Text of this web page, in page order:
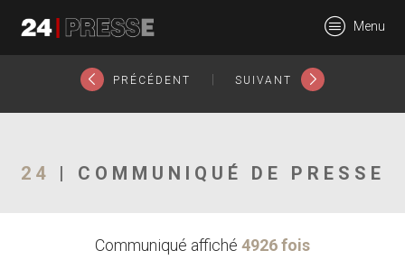
24Presse -
Communiqués de
Menu
PRÉCÉDENT SUIVANT
24 | COMMUNIQUÉ DE PRESSE
Communiqué affiché 4926 fois